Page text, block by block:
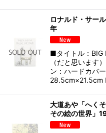
ロナルド・サー
年
■タイトル：BIG
（だと思います
ン：ハードカバ
大道あや「へく
その絵の世界」